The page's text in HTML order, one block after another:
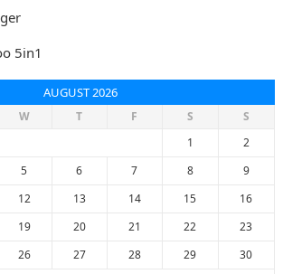
5in1
AUGUST 2026
W T F S
S
1
2
5 6 7 8
9
12 13 14 15
16
19 20 21 22
23
26 27 28 29
30